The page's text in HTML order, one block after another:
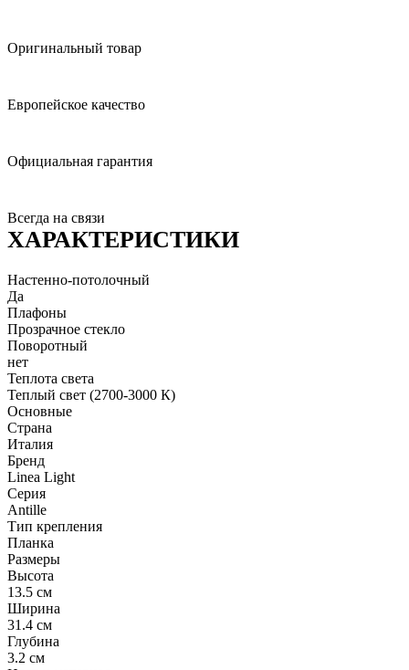
Оригинальный товар
Европейское качество
Официальная гарантия
Всегда на связи
ХАРАКТЕРИСТИКИ
Настенно-потолочный
Да
Плафоны
Прозрачное стекло
Поворотный
нет
Теплота света
Теплый свет (2700-3000 К)
Основные
Страна
Италия
Бренд
Linea Light
Серия
Antille
Тип крепления
Планка
Размеры
Высота
13.5 см
Ширина
31.4 см
Глубина
3.2 см